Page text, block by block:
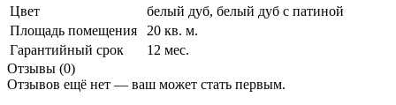
Цвет
белый дуб, белый дуб с патиной
Площадь помещения
20 кв. м.
Гарантийный срок
12 мес.
Отзывы (0)
Отзывов ещё нет — ваш может стать первым.